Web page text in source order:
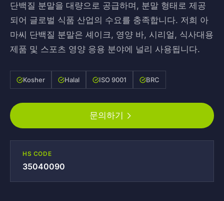
단백질 분말을 대량으로 공급하며, 분말 형태로 제공
되어 글로벌 식품 산업의 수요를 충족합니다. 저희 아
마씨 단백질 분말은 셰이크, 영양 바, 시리얼, 식사대용
제품 및 스포츠 영양 응용 분야에 널리 사용됩니다.
Kosher Halal ISO 9001 BRC
문의하기
HS CODE
35040090